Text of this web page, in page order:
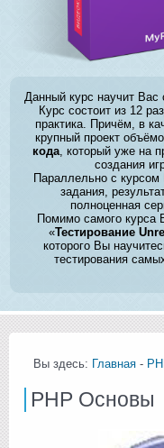
Данный курс научит Вас
Курс состоит из 12
практика. Причём, в
крупный проект
кода, который уже на
создания
Параллельно с
задания,
полноценная
Помимо самого курса
«Тестирование
которого Вы
тестирования
Вы здесь: Главная -
PHP Основы